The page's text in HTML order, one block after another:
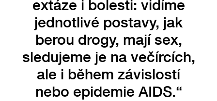
extáze i bolesti: vidíme
jednotlivé postavy, jak
berou drogy, mají sex,
sledujeme je na večírcích,
ale i během závislostí
nebo epidemie AIDS.“